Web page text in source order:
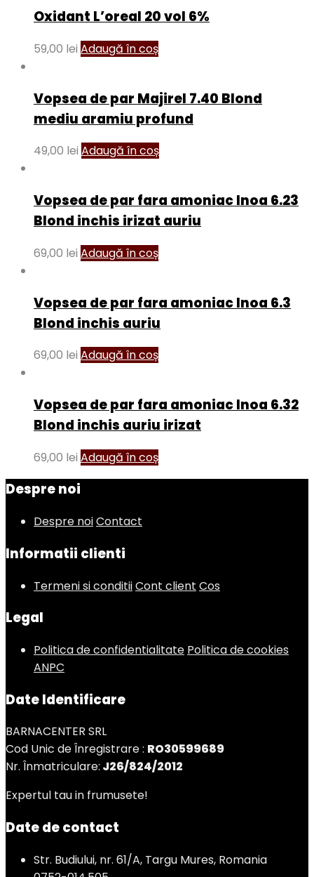
Oxidant L’oreal 20 vol 6%
59,00 lei Adaugă în coș
Vopsea de par Majirel 7.40 Blond
mediu aramiu profund
49,00 lei Adaugă în coș
Vopsea de par fara amoniac Inoa 6.23
Blond inchis irizat auriu
69,00 lei Adaugă în coș
Vopsea de par fara amoniac Inoa 6.3
Blond inchis auriu
69,00 lei Adaugă în coș
Vopsea de par fara amoniac Inoa 6.32
Blond inchis auriu irizat
69,00 lei Adaugă în coș
Despre noi
Despre noiContact
Informatii clienti
Termeni si conditiiCont client Cos
Legal
Politica de confidentialitate Politica de cookies
ANPC
Date Identificare
BARNACENTER SRL
Cod Unic de Înregistrare : RO30599689
Nr. Înmatriculare: J26/824/2012
Expertul tau in frumusete!
Date de contact
Str. Budiului, nr. 61/A, Targu Mures, Romania